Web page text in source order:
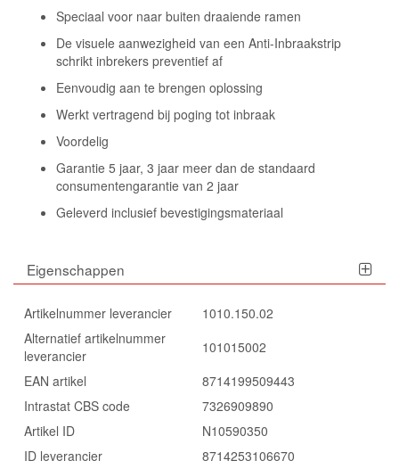
Speciaal voor naar buiten draaiende ramen
De visuele aanwezigheid van een Anti-Inbraakstrip
schrikt inbrekers preventief af
Eenvoudig aan te brengen oplossing
Werkt vertragend bij poging tot inbraak
Voordelig
Garantie 5 jaar, 3 jaar meer dan de standaard
consumentengarantie van 2 jaar
Geleverd inclusief bevestigingsmateriaal
Eigenschappen
Artikelnummer leverancier
1010.150.02
Alternatief artikelnummer
leverancier
101015002
EAN artikel
8714199509443
Intrastat CBS code
7326909890
Artikel ID
N10590350
ID leverancier
8714253106670